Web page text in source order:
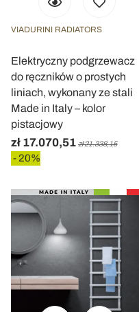
VIADURINI RADIATORS
Elektryczny podgrzewacz
do ręczników o prostych
liniach, wykonany ze stali
Made in Italy – kolor
pistacjowy
zł 17.070,51 zł 21.338,15
- 20%